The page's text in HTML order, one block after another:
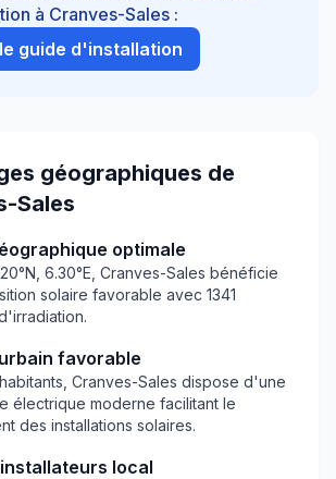
à Cranves-Sales :
guide d'installation
géographiques de
Sales
optimale
°N, 6.30°E, Cranves-Sales bénéficie
solaire favorable avec 1341
favorable
habitants, Cranves-Sales dispose d'une
électrique moderne facilitant le
des installations solaires.
local